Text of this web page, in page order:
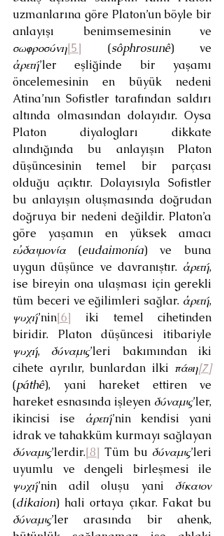
uzmanlarına göre Platon’un böyle bir
σωφροσύνη[5] (sôphrosunê
ἀρετή’ler eşliğinde bir yaşamı
öncelemesinin en büyük nedeni
Atina’nın Sofistler tarafından saldırı
altında olmasından dolayıdır. Oysa
Platon diyalogları dikkate
alındığında bu anlayışın Platon
düşüncesinin temel bir parçası
olduğu açıktır. Dolayısıyla Sofistler
bu anlayışın oluşmasında doğrudan
doğruya bir nedeni değildir. Platon’a
εὐδαιμονία (eudaimonía) ve buna
uygun düşünce ve davranıştır. ἀρετή,
ise bireyin ona ulaşması için gerekli
tüm beceri ve eğilimleri sağlar. ἀρετή
ψυχή’nin[6] iki temel cihetinden
ψυχή, δύναμις’leri bakımından iki
cihete ayrılır, bunlardan ilki πάθη[7]
(páthê), yani hareket ettiren ve
hareket esnasında işleyen δύναμις’ler,
ikincisi ise ἀρετή’nin kendisi yani
δύναμις’lerdir.[8] Tüm bu δύναμις’leri
ψυχή’nin adil oluşu yani
δίκαιον
(dikaion
δύναμις’ler arasında bir ahenk,